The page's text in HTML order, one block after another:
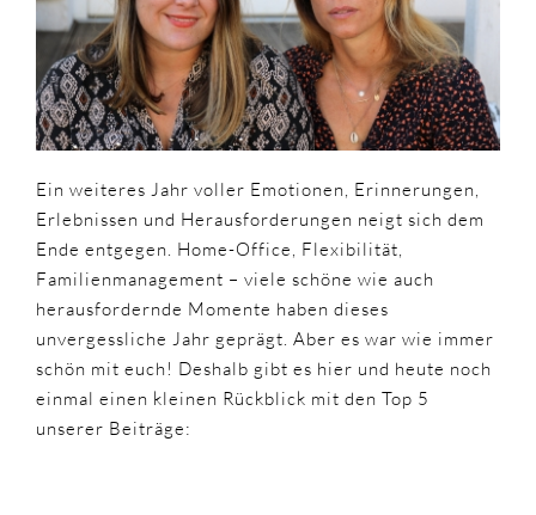
Ein weiteres Jahr voller Emotionen, Erinnerungen,
Erlebnissen und Herausforderungen neigt sich dem
Ende entgegen. Home-Office, Flexibilität,
Familienmanagement – viele schöne wie auch
herausfordernde Momente haben dieses
unvergessliche Jahr geprägt. Aber es war wie immer
schön mit euch! Deshalb gibt es hier und heute noch
einmal einen kleinen Rückblick mit den Top 5
unserer Beiträge: